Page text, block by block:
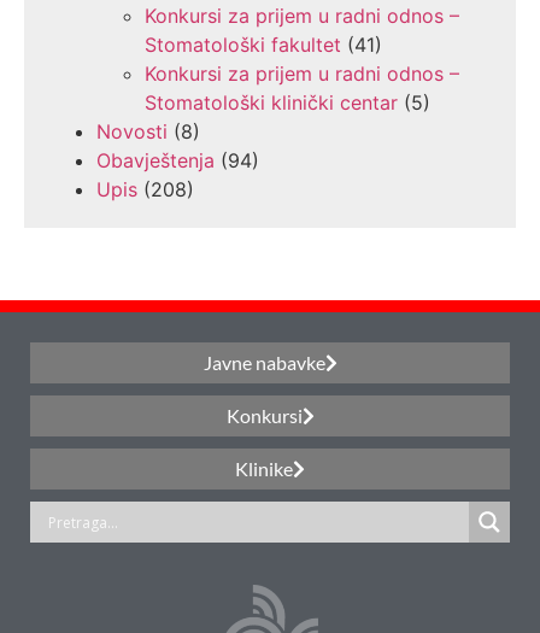
Konkursi za prijem u radni odnos –
Stomatološki fakultet (41)
Konkursi za prijem u radni odnos –
Stomatološki klinički centar (5)
Novosti (8)
Obavještenja (94)
Upis (208)
Javne nabavke
Konkursi
Klinike